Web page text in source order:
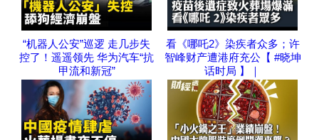
“机器人公安”巡逻 走几步失
控了！遥遥领先 华为汽车“抗
甲流和新冠”
看《哪吒2》染疾者众多；许
智峰财产遭港府充公【 #晓坤
话时局 】｜